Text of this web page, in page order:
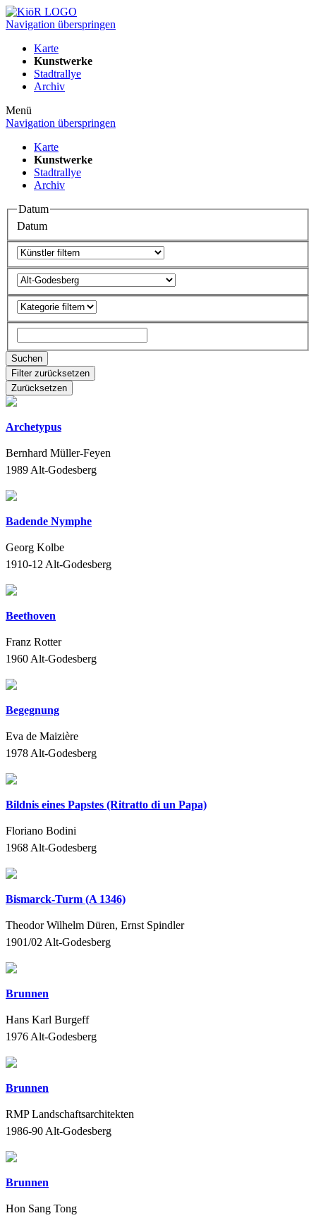
Navigation überspringen
Karte
Kunstwerke
Stadtrallye
Archiv
Menü
Navigation überspringen
Karte
Kunstwerke
Stadtrallye
Archiv
Datum
Datum
Suchen
Filter zurücksetzen
Zurücksetzen
Archetypus
Bernhard Müller-Feyen
1989 Alt-Godesberg
Badende Nymphe
Georg Kolbe
1910-12 Alt-Godesberg
Beethoven
Franz Rotter
1960 Alt-Godesberg
Begegnung
Eva de Maizière
1978 Alt-Godesberg
Bildnis eines Papstes (Ritratto di un Papa)
Floriano Bodini
1968 Alt-Godesberg
Bismarck-Turm (A 1346)
Theodor Wilhelm Düren, Ernst Spindler
1901/02 Alt-Godesberg
Brunnen
Hans Karl Burgeff
1976 Alt-Godesberg
Brunnen
RMP Landschaftsarchitekten
1986-90 Alt-Godesberg
Brunnen
Hon Sang Tong